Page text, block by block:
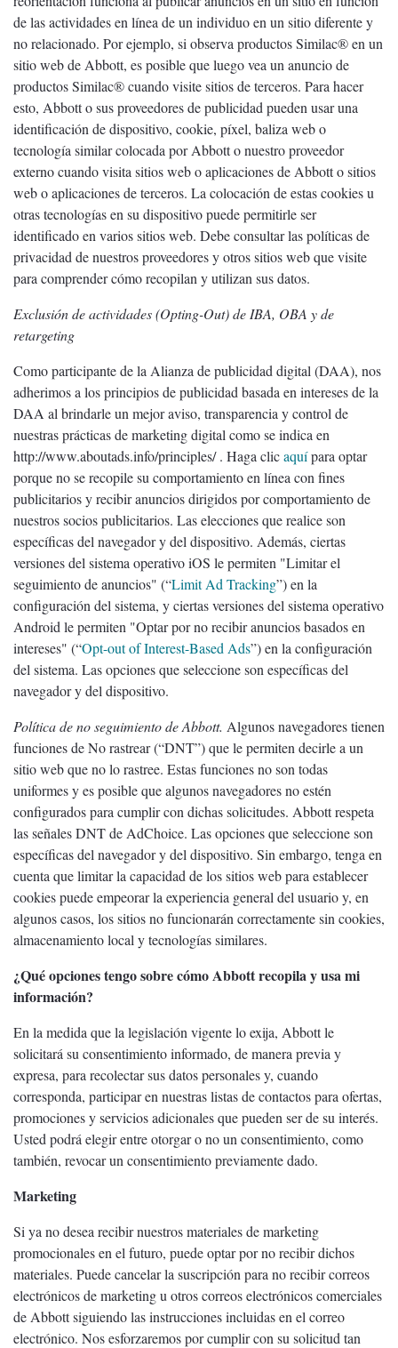
de las actividades en línea de un individuo en un sitio diferente y
no relacionado. Por ejemplo, si observa productos Similac® en un
sitio web de Abbott, es posible que luego vea un anuncio de
productos Similac® cuando visite sitios de terceros. Para hacer
esto, Abbott o sus proveedores de publicidad pueden usar una
identificación de dispositivo, cookie, píxel, baliza web o
tecnología similar colocada por Abbott o nuestro proveedor
externo cuando visita sitios web o aplicaciones de Abbott o sitios
web o aplicaciones de terceros. La colocación de estas cookies u
otras tecnologías en su dispositivo puede permitirle ser
identificado en varios sitios web. Debe consultar las políticas de
privacidad de nuestros proveedores y otros sitios web que visite
para comprender cómo recopilan y utilizan sus datos.
Exclusión de actividades (Opting-Out) de IBA, OBA y de
retargeting
Como participante de la Alianza de publicidad digital (DAA), nos
adherimos a los principios de publicidad basada en intereses de la
DAA al brindarle un mejor aviso, transparencia y control de
nuestras prácticas de marketing digital como se indica en
http://www.aboutads.info/principles/ . Haga clicaquípara optar
porque no se recopile su comportamiento en línea con fines
publicitarios y recibir anuncios dirigidos por comportamiento de
nuestros socios publicitarios. Las elecciones que realice son
específicas del navegador y del dispositivo. Además, ciertas
versiones del sistema operativo iOS le permiten "Limitar el
seguimiento de anuncios" (“Limit Ad Tracking”) en la
configuración del sistema, y ciertas versiones del sistema operativo
Android le permiten "Optar por no recibir anuncios basados en
intereses" (“Opt-out of Interest-Based Ads”) en la configuración
del sistema. Las opciones que seleccione son específicas del
navegador y del dispositivo.
Política de no seguimiento de Abbott. Algunos navegadores tienen
funciones de No rastrear (“DNT”) que le permiten decirle a un
sitio web que no lo rastree. Estas funciones no son todas
uniformes y es posible que algunos navegadores no estén
configurados para cumplir con dichas solicitudes. Abbott respeta
las señales DNT de AdChoice. Las opciones que seleccione son
específicas del navegador y del dispositivo. Sin embargo, tenga en
cuenta que limitar la capacidad de los sitios web para establecer
cookies puede empeorar la experiencia general del usuario y, en
algunos casos, los sitios no funcionarán correctamente sin cookies,
almacenamiento local y tecnologías similares.
¿Qué opciones tengo sobre cómo Abbott recopila y usa mi
información?
En la medida que la legislación vigente lo exija, Abbott le
solicitará su consentimiento informado, de manera previa y
expresa, para recolectar sus datos personales y, cuando
corresponda, participar en nuestras listas de contactos para ofertas,
promociones y servicios adicionales que pueden ser de su interés.
Usted podrá elegir entre otorgar o no un consentimiento, como
también, revocar un consentimiento previamente dado.
Marketing
Si ya no desea recibir nuestros materiales de marketing
promocionales en el futuro, puede optar por no recibir dichos
materiales. Puede cancelar la suscripción para no recibir correos
electrónicos de marketing u otros correos electrónicos comerciales
de Abbott siguiendo las instrucciones incluidas en el correo
electrónico. Nos esforzaremos por cumplir con su solicitud tan